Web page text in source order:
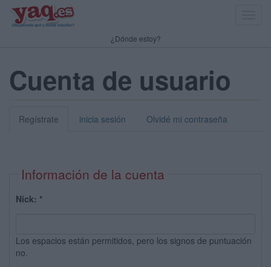
¿Dónde estoy?
Cuenta de usuario
Regístrate inicia sesión Olvidé mi contraseña
Información de la cuenta
Nick: *
Los espacios están permitidos, pero los signos de puntuación
no.